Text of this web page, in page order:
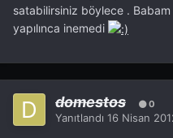
satabilirsiniz böylece . Babam
yapılınca inemedi
domestos 0
Yanıtlandı 16 Nisan